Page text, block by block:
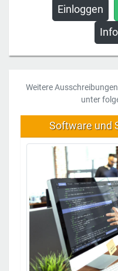
Einloggen
Weitere
unter
Software und